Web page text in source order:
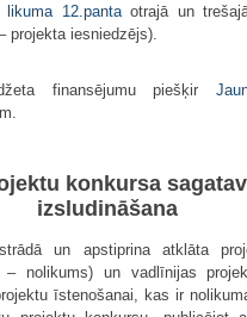
likuma 12.pantaotrajā un
projekta iesniedzējs).
finansējumu piešķir
konkursa
izsludināšana
un apstiprina atklāta
– nolikums) un vadlīnijas
īstenošanai, kas ir